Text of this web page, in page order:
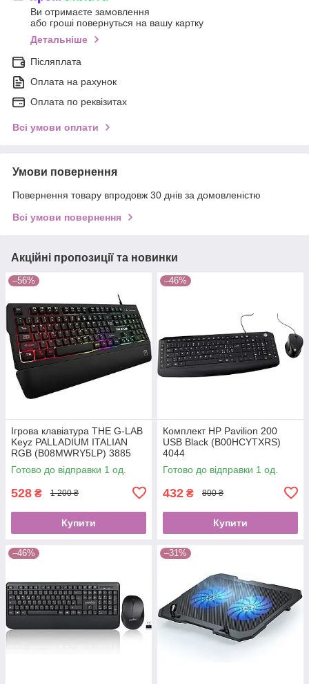
Ви отримаєте замовлення
або гроші повернуться на вашу картку
Детальніше
Післяплата
Оплата на рахунок
Оплата по реквізитах
Всі умови оплати
Умови повернення
Повернення товару впродовж 30 днів за домовленістю
Всі умови повернення
Акційні пропозиції та новинки
–56%
Ігрова клавіатура THE G-LAB
Keyz PALLADIUM ITALIAN
RGB (B08MWRY5LP) 3885
Готово до відправки 1 од.
528 ₴ 1 200 ₴
Купити
–46%
Комплект HP Pavilion 200
USB Black (B00HCYTXRS)
4044
Готово до відправки 1 од.
432 ₴ 800 ₴
Купити
–46% –31%